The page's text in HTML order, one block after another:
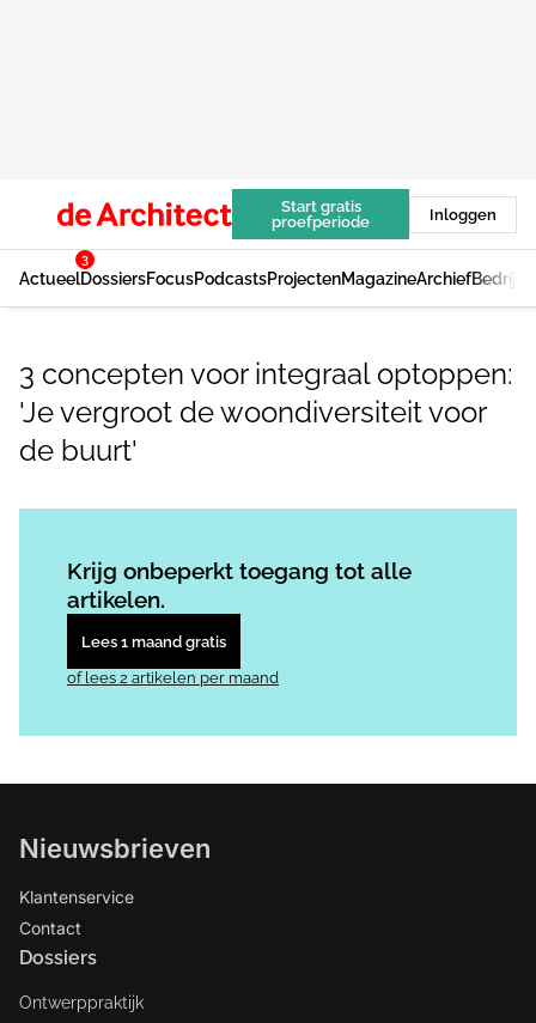
Start gratis
proefperiode
Inloggen
Actueel
3
DossiersFocusPodcastsProjectenMagazineArchief
3 concepten voor integraal optoppen:
'Je vergroot de woondiversiteit voor
de buurt'
Krijg onbeperkt toegang tot alle
artikelen.
Lees 1 maand gratis
of lees 2 artikelen per maand
Nieuwsbrieven
Klantenservice
Contact
Dossiers
Ontwerppraktijk